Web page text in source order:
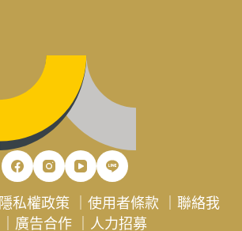
隱私權政策 ｜使用者條款 ｜聯絡我
廣告合作｜ 人力招募